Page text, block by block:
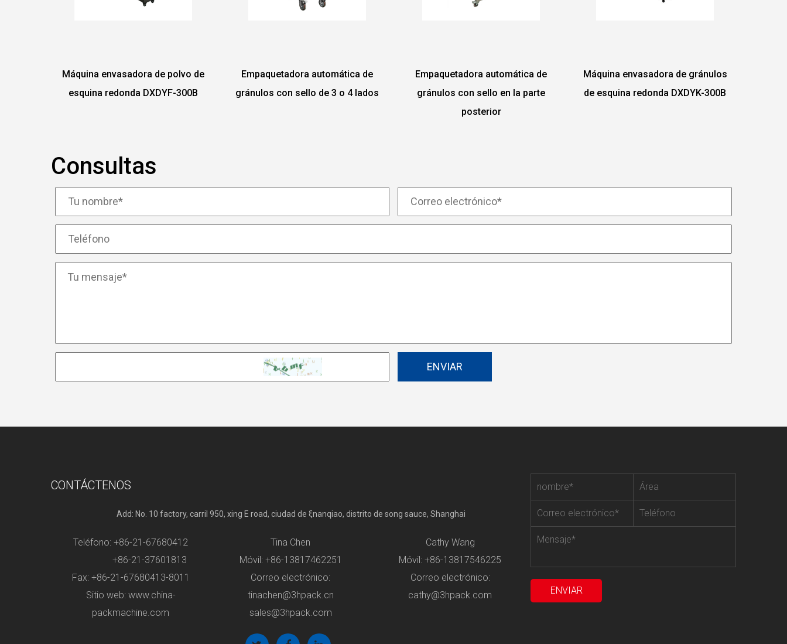
Empaquetadora automática de
gránulos con sello de 3 o 4 lados
Empaquetadora automática de
gránulos con sello en la parte
Máquina envasadora de gránulos
de esquina redonda DXDYK-300B
Máquina envasadora de gránulos
de alta velocidad DXDK-80Z
Consultas
CONTÁCTENOS
Add: No. 10 factory, carril 950, xing E road, ciudad de ξnanqiao, distrito de song sauce, Shanghai
Teléfono: +86-21-67680412
+86-21-37601813
Fax: +86-21-67680413-8011
Sitio web: www.china-
packmachine.com
Tina Chen
Móvil: +86-13817462251
Correo electrónico:
tinachen@3hpack.cn
sales@3hpack.com
Cathy Wang
Móvil: +86-13817546225
Correo electrónico:
cathy@3hpack.com